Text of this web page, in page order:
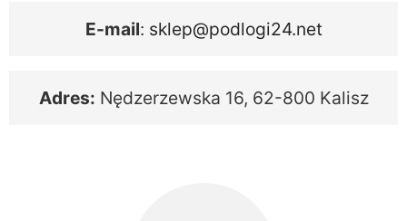
E-mail: sklep@podlogi24.net
Adres: Nędzerzewska 16, 62-800 Kalisz